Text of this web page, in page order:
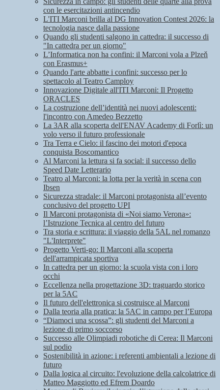
con le esercitazioni antincendio
L'ITI Marconi brilla al DG Innovation Contest 2026: la
tecnologia nasce dalla passione
Quando gli studenti salgono in cattedra: il successo di
"In cattedra per un giorno"
L’Informatica non ha confini: il Marconi vola a Plzeň
con Erasmus+
Quando l'arte abbatte i confini: successo per lo
spettacolo al Teatro Camploy
Innovazione Digitale all'ITI Marconi: Il Progetto
ORACLES
La costruzione dell’identità nei nuovi adolescenti:
l'incontro con Amedeo Bezzetto
La 3AR alla scoperta dell'ENAV Academy di Forlì: un
volo verso il futuro professionale
Tra Terra e Cielo: il fascino dei motori d'epoca
conquista Boscomantico
Al Marconi la lettura si fa social: il successo dello
Speed Date Letterario
Teatro al Marconi: la lotta per la verità in scena con
Ibsen
Sicurezza stradale: il Marconi protagonista all’evento
conclusivo del progetto UPI
Il Marconi protagonista di «Noi siamo Verona»:
l’Istruzione Tecnica al centro del futuro
Tra storia e scrittura: il viaggio della 5AL nel romanzo
"L'Interprete"
Progetto Verti-go: Il Marconi alla scoperta
dell'arrampicata sportiva
In cattedra per un giorno: la scuola vista con i loro
occhi
Eccellenza nella progettazione 3D: traguardo storico
per la 5AC
Il futuro dell'elettronica si costruisce al Marconi
Dalla teoria alla pratica: la 5AC in campo per l’Europa
“Diamoci una scossa”: gli studenti del Marconi a
lezione di primo soccorso
Successo alle Olimpiadi robotiche di Cerea: Il Marconi
sul podio
Sostenibilità in azione: i referenti ambientali a lezione di
futuro
Dalla logica al circuito: l'evoluzione della calcolatrice di
Matteo Maggiotto ed Efrem Doardo